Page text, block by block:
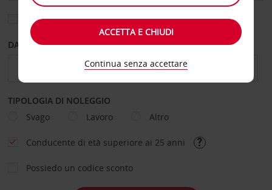
Scegli una località di riconsegna diversa
DAL GIORNO AL GIORNO
TIPOLOGIA DI NOLEGGIO
Svago
Lavoro Altro
Conducente di età superiore ai 25 anni
Possiedo un codice sconto
ACCETTA E CHIUDI
Continua senza accettare